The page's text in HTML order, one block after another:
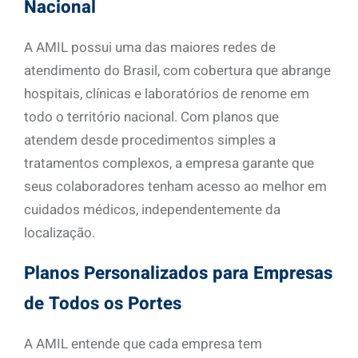
Nacional
A AMIL possui uma das maiores redes de
atendimento do Brasil, com cobertura que abrange
hospitais, clínicas e laboratórios de renome em
todo o território nacional. Com planos que
atendem desde procedimentos simples a
tratamentos complexos, a empresa garante que
seus colaboradores tenham acesso ao melhor em
cuidados médicos, independentemente da
localização.
Planos Personalizados para Empresas
de Todos os Portes
A AMIL entende que cada empresa tem